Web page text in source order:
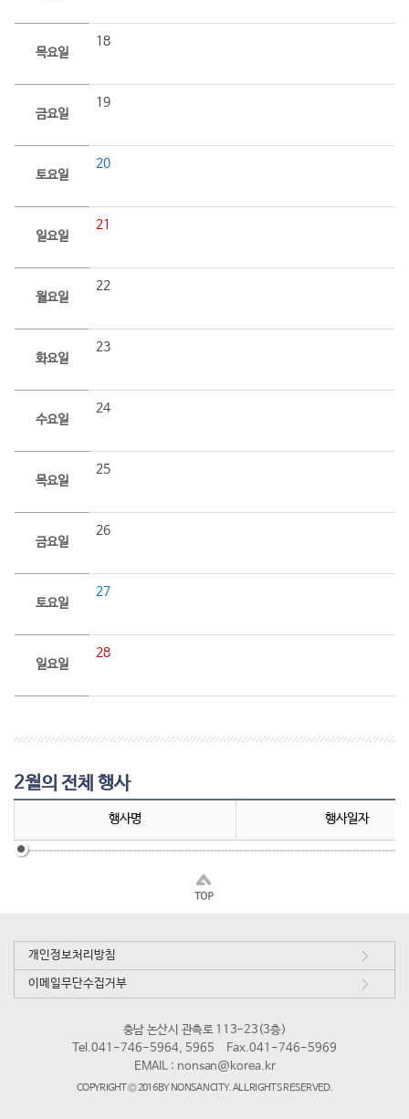
목요일
18
금요일
19
토요일
20
일요일
21
월요일
22
화요일
23
수요일
24
목요일
25
금요일
26
토요일
27
일요일
28
2월의 전체 행사
행사명 행사일자
개인정보처리방침
이메일무단수집거부
충남 논산시 관촉로 113-23(3층)
Tel.041-746-5964, 5965
Fax.041-746-5969
EMAIL : nonsan@korea.kr
COPYRIGHT © 2016 BY NONSAN CITY. ALL RIGHTS RESERVED.